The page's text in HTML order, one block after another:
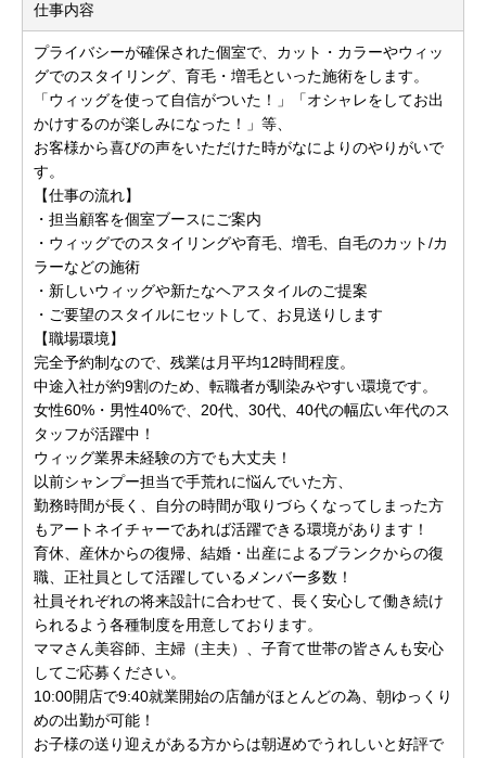
仕事内容
プライバシーが確保された個室で、カット・カラーやウィッ
グでのスタイリング、育毛・増毛といった施術をします。
「ウィッグを使って自信がついた！」「オシャレをしてお出
かけするのが楽しみになった！」等、
お客様から喜びの声をいただけた時がなによりのやりがいで
す。
【仕事の流れ】
・担当顧客を個室ブースにご案内
・ウィッグでのスタイリングや育毛、増毛、自毛のカット/カ
ラーなどの施術
・新しいウィッグや新たなヘアスタイルのご提案
・ご要望のスタイルにセットして、お見送りします
【職場環境】
完全予約制なので、残業は月平均12時間程度。
中途入社が約9割のため、転職者が馴染みやすい環境です。
女性60%・男性40%で、20代、30代、40代の幅広い年代のス
タッフが活躍中！
ウィッグ業界未経験の方でも大丈夫！
以前シャンプー担当で手荒れに悩んでいた方、
勤務時間が長く、自分の時間が取りづらくなってしまった方
もアートネイチャーであれば活躍できる環境があります！
育休、産休からの復帰、結婚・出産によるブランクからの復
職、正社員として活躍しているメンバー多数！
社員それぞれの将来設計に合わせて、長く安心して働き続け
られるよう各種制度を用意しております。
ママさん美容師、主婦（主夫）、子育て世帯の皆さんも安心
してご応募ください。
10:00開店で9:40就業開始の店舗がほとんどの為、朝ゆっくり
めの出勤が可能！
お子様の送り迎えがある方からは朝遅めでうれしいと好評で